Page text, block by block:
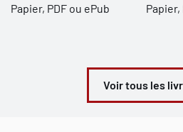
Papier, PDF ou ePub
Papier,
Voir tous les